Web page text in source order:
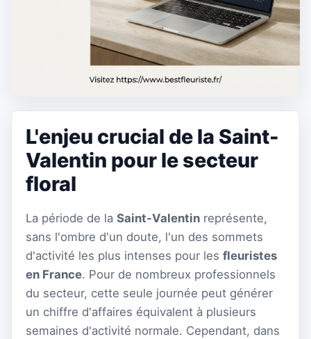
L'enjeu crucial de la Saint-
Valentin pour le secteur
floral
La période de la Saint-Valentin représente,
sans l'ombre d'un doute, l'un des sommets
d'activité les plus intenses pour les fleuristes
en France. Pour de nombreux professionnels
du secteur, cette seule journée peut générer
un chiffre d'affaires équivalent à plusieurs
semaines d'activité normale. Cependant, dans